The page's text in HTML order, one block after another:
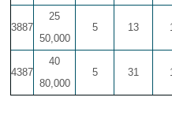
3887
25
50,000
5 13
4387
40
80,000
5 31